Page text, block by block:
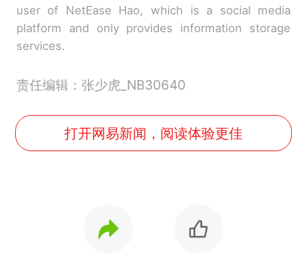
user of NetEase Hao, which is a social media
platform and only provides information storage
services.
责任编辑：张少虎_NB30640
打开网易新闻，阅读体验更佳